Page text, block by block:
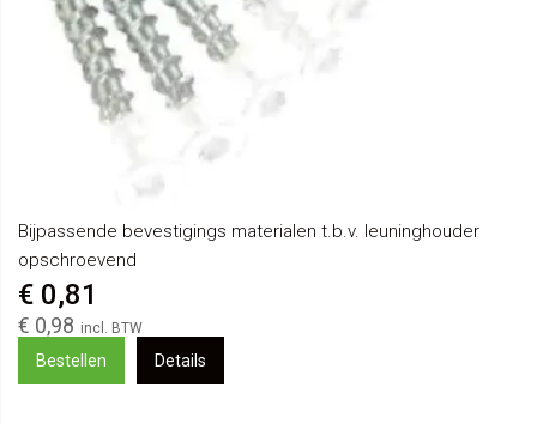
Bijpassende bevestigings materialen t.b.v. leuninghouder
opschroevend
€ 0,98
€ 0,81
Bestellen Details